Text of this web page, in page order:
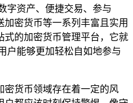
字资产、便捷交易、参与
加密货币等一系列丰富且实用
式的加密货币管理平台，它就
户能够更加轻松自如地参与
密货币领域存在着一定的风